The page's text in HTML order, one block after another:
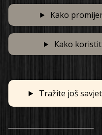
Kako
Kako
Tražite još